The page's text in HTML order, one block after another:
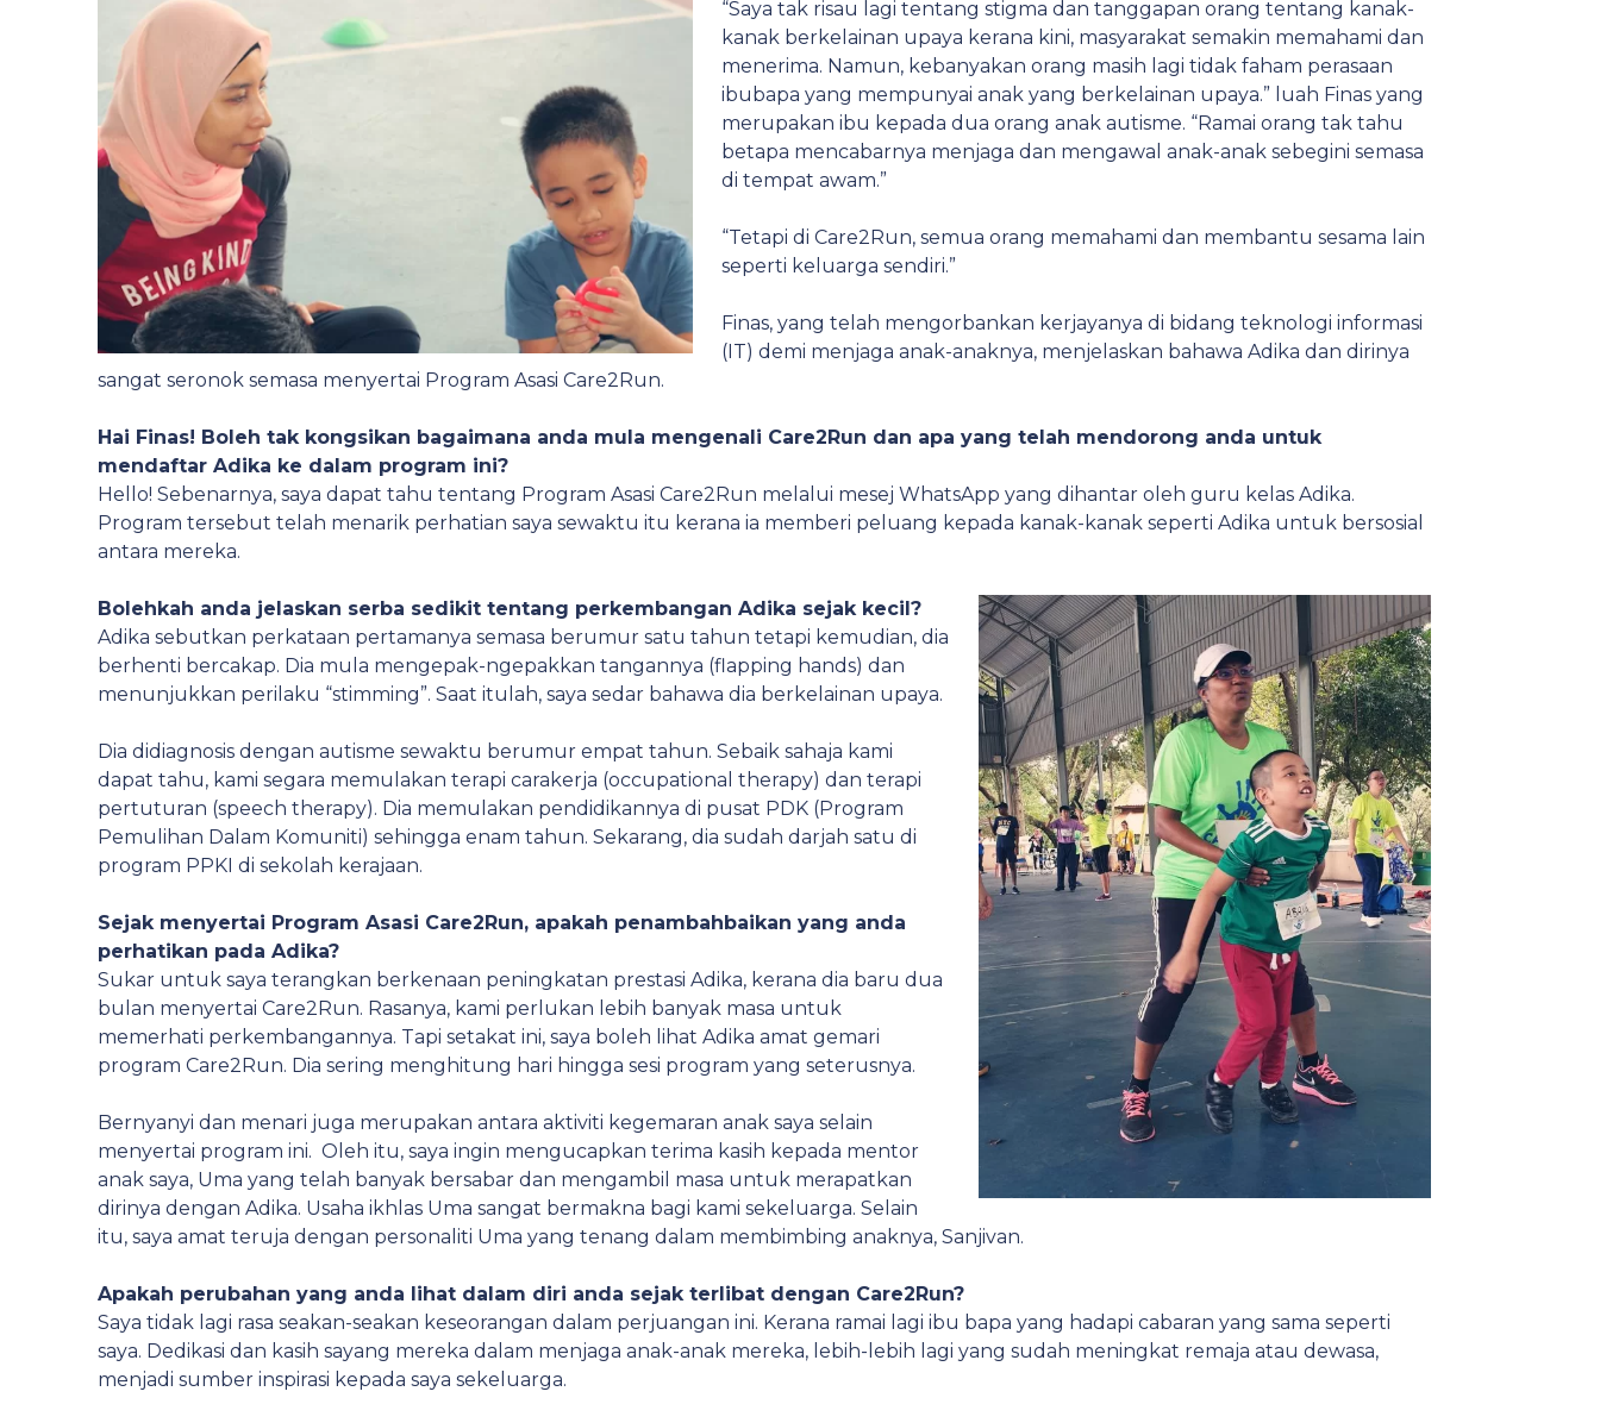
“Saya tak risau lagi tentang stigma dan tanggapan orang tentang kanak-
kanak berkelainan upaya kerana kini, masyarakat semakin memahami dan
menerima. Namun, kebanyakan orang masih lagi tidak faham perasaan
ibubapa yang mempunyai anak yang berkelainan upaya.” luah Finas yang
merupakan ibu kepada dua orang anak autisme. “Ramai orang tak tahu
betapa mencabarnya menjaga dan mengawal anak-anak sebegini semasa
di tempat awam.”
“Tetapi di Care2Run, semua orang memahami dan membantu sesama lain
seperti keluarga sendiri.”
Finas, yang telah mengorbankan kerjayanya di bidang teknologi informasi
(IT) demi menjaga anak-anaknya, menjelaskan bahawa Adika dan dirinya
sangat seronok semasa menyertai Program Asasi Care2Run.
Hai Finas! Boleh tak kongsikan bagaimana anda mula mengenali Care2Run dan apa yang telah mendorong anda untuk
mendaftar Adika ke dalam program ini?
Hello! Sebenarnya, saya dapat tahu tentang Program Asasi Care2Run melalui mesej WhatsApp yang dihantar oleh guru kelas Adika.
Program tersebut telah menarik perhatian saya sewaktu itu kerana ia memberi peluang kepada kanak-kanak seperti Adika untuk bersosial
antara mereka.
Bolehkah anda jelaskan serba sedikit tentang perkembangan Adika sejak kecil?
Adika sebutkan perkataan pertamanya semasa berumur satu tahun tetapi kemudian, dia
berhenti bercakap. Dia mula mengepak-ngepakkan tangannya (flapping hands) dan
menunjukkan perilaku “stimming”. Saat itulah, saya sedar bahawa dia berkelainan upaya.
Dia didiagnosis dengan autisme sewaktu berumur empat tahun. Sebaik sahaja kami
dapat tahu, kami segara memulakan terapi carakerja (occupational therapy) dan terapi
pertuturan (speech therapy). Dia memulakan pendidikannya di pusat PDK (Program
Pemulihan Dalam Komuniti) sehingga enam tahun. Sekarang, dia sudah darjah satu di
program PPKI di sekolah kerajaan.
Sejak menyertai Program Asasi Care2Run, apakah penambahbaikan yang anda
perhatikan pada Adika?
Sukar untuk saya terangkan berkenaan peningkatan prestasi Adika, kerana dia baru dua
bulan menyertai Care2Run. Rasanya, kami perlukan lebih banyak masa untuk
memerhati perkembangannya. Tapi setakat ini, saya boleh lihat Adika amat gemari
program Care2Run. Dia sering menghitung hari hingga sesi program yang seterusnya.
Bernyanyi dan menari juga merupakan antara aktiviti kegemaran anak saya selain
menyertai program ini. Oleh itu, saya ingin mengucapkan terima kasih kepada mentor
anak saya, Uma yang telah banyak bersabar dan mengambil masa untuk merapatkan
dirinya dengan Adika. Usaha ikhlas Uma sangat bermakna bagi kami sekeluarga. Selain
itu, saya amat teruja dengan personaliti Uma yang tenang dalam membimbing anaknya, Sanjivan.
Apakah perubahan yang anda lihat dalam diri anda sejak terlibat dengan Care2Run?
Saya tidak lagi rasa seakan-seakan keseorangan dalam perjuangan ini. Kerana ramai lagi ibu bapa yang hadapi cabaran yang sama seperti
saya. Dedikasi dan kasih sayang mereka dalam menjaga anak-anak mereka, lebih-lebih lagi yang sudah meningkat remaja atau dewasa,
menjadi sumber inspirasi kepada saya sekeluarga.